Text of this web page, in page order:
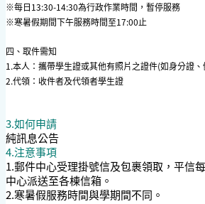
※每日13:30-14:30為行政作業時間，暫停服務
※寒暑假期間下午服務時間至17:00止
四、取件需知
1.本人：攜帶學生證或其他有照片之證件(如身分證
2.代領：收件者及代領者學生證
3.如何申請
純訊息公告
4.注意事項
1.郵件中心受理掛號信及包裹領取，平信
中心派送至各棟信箱。
2.寒暑假服務時間與學期間不同。